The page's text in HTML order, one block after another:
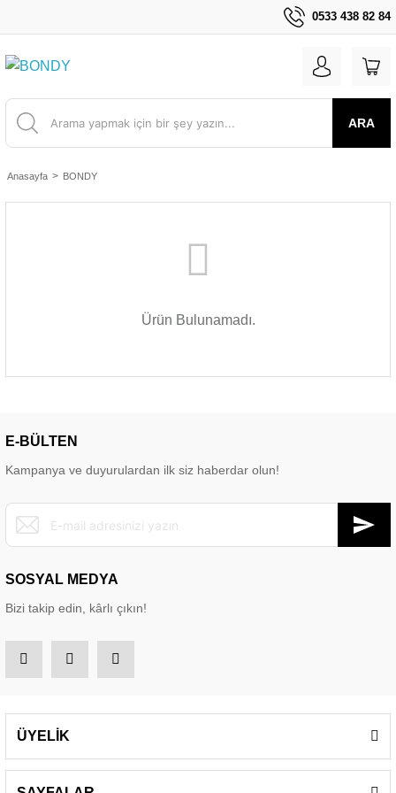
0533 438 82 84
ARA
Anasayfa BONDY
Ürün Bulunamadı.
E-BÜLTEN
Kampanya ve duyurulardan ilk siz haberdar olun!
SOSYAL MEDYA
Bizi takip edin, kârlı çıkın!
ÜYELİK